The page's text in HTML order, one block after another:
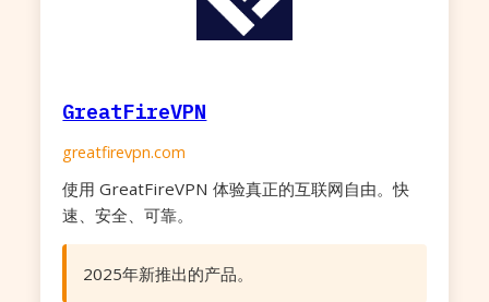
GreatFireVPN
greatfirevpn.com
使用 GreatFireVPN 体验真正的互联网自由。快
速、安全、可靠。
2025年新推出的产品。